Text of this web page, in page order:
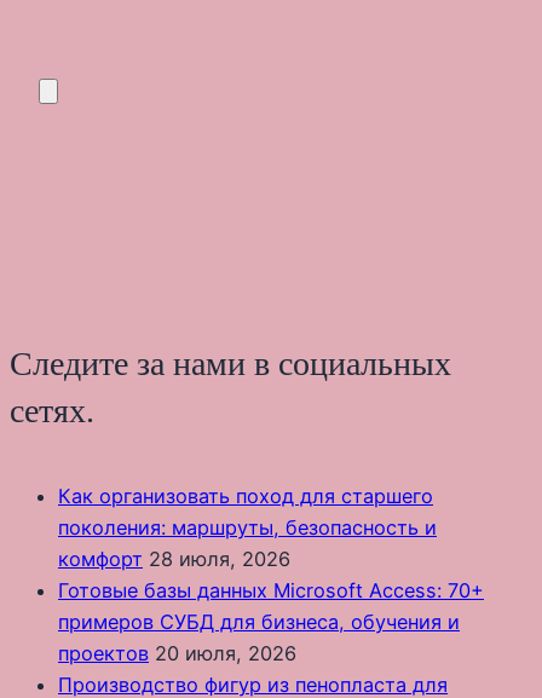
Следите за нами в социальных
сетях.
Как организовать поход для старшего
поколения: маршруты, безопасность и
комфорт 28 июля, 2026
Готовые базы данных Microsoft Access: 70+
примеров СУБД для бизнеса, обучения и
проектов 20 июля, 2026
Производство фигур из пенопласта для